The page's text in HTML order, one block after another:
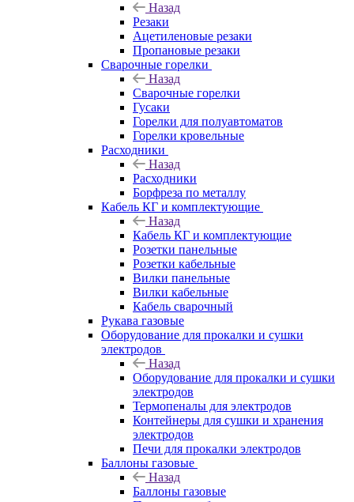
Назад
Резаки
Ацетиленовые резаки
Пропановые резаки
Сварочные горелки
Назад
Сварочные горелки
Гусаки
Горелки для полуавтоматов
Горелки кровельные
Расходники
Назад
Расходники
Борфреза по металлу
Кабель КГ и комплектующие
Назад
Кабель КГ и комплектующие
Розетки панельные
Розетки кабельные
Вилки панельные
Вилки кабельные
Кабель сварочный
Рукава газовые
Оборудование для прокалки и сушки
электродов
Назад
Оборудование для прокалки и сушки
электродов
Термопеналы для электродов
Контейнеры для сушки и хранения
электродов
Печи для прокалки электродов
Баллоны газовые
Назад
Баллоны газовые